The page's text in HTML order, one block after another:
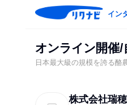
イン
オンライン開催
日本最大級の規模を誇る酪
株式会社瑞